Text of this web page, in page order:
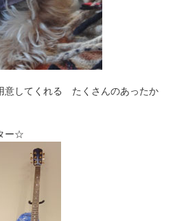
してくれる たくさんのあったか
ー☆